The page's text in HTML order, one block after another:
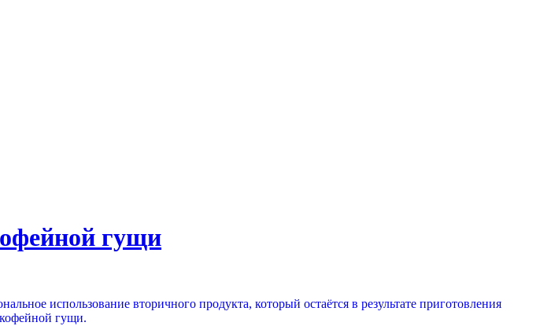
гущи
использование вторичного продукта, который остаётся в результате приготовления
гущи.